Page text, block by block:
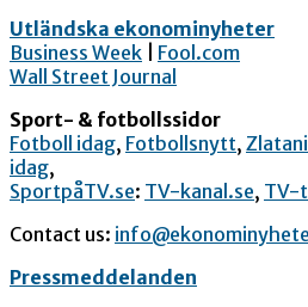
Utländska ekonominyheter
Business Week
Fool.com
Wall Street Journal
Sport- & fotbollssidor
Fotboll idag, Fotbollsnytt,
idag,
SportpåTV.se: TV-kanal.se, TV-
Contact us:
Pressmeddelanden